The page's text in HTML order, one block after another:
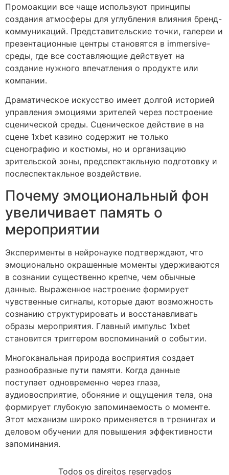
Промоакции все чаще используют принципы
создания атмосферы для углубления влияния бренд-
коммуникаций. Представительские точки, галереи и
презентационные центры становятся в immersive-
среды, где все составляющие действует на
создание нужного впечатления о продукте или
компании.
Драматическое искусство имеет долгой историей
управления эмоциями зрителей через построение
сценической среды. Сценическое действие в на
сцене 1xbet казино содержит не только
сценографию и костюмы, но и организацию
зрительской зоны, предспектакльную подготовку и
послеспектакльное воздействие.
Почему эмоциональный фон
увеличивает память о
мероприятии
Эксперименты в нейронауке подтверждают, что
эмоционально окрашенные моменты удерживаются
в сознании существенно крепче, чем обычные
данные. Выраженное настроение формирует
чувственные сигналы, которые дают возможность
сознанию структурировать и восстанавливать
образы мероприятия. Главный импульс 1xbet
становится триггером воспоминаний о событии.
Многоканальная природа восприятия создает
разнообразные пути памяти. Когда данные
поступает одновременно через глаза,
аудиовосприятие, обоняние и ощущения тела, она
формирует глубокую запоминаемость о моменте.
Этот механизм широко применяется в тренингах и
деловом обучении для повышения эффективности
запоминания.
Todos os direitos reservados